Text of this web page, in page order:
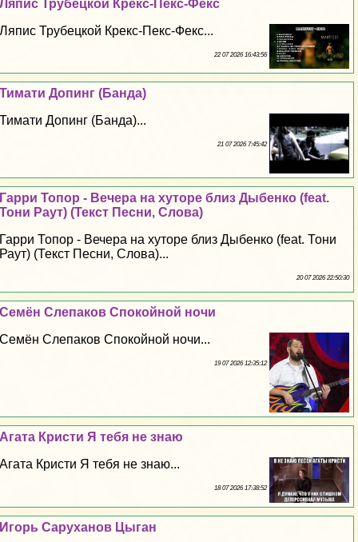
Ляпис Трубецкой Крекс-Пекс-Фекс
Ляпис Трубецкой Крекс-Пекс-Фекс...
22 07 2026 16:43:56
Тимати Допинг (Банда)
Тимати Допинг (Банда)...
21 07 2026 7:45:42
Гарри Топор - Вечера на хуторе близ Дыбенко (feat.
Тони Раут) (Текст Песни, Слова)
Гарри Топор - Вечера на хуторе близ Дыбенко (feat. Тони
Раут) (Текст Песни, Слова)...
20 07 2026 22:50:30
Семён Слепаков Спокойной ночи
Семён Слепаков Спокойной ночи...
19 07 2026 12:35:12
Агата Кристи Я тебя не знаю
Агата Кристи Я тебя не знаю...
18 07 2026 17:38:52
Игорь Саруханов Цыган